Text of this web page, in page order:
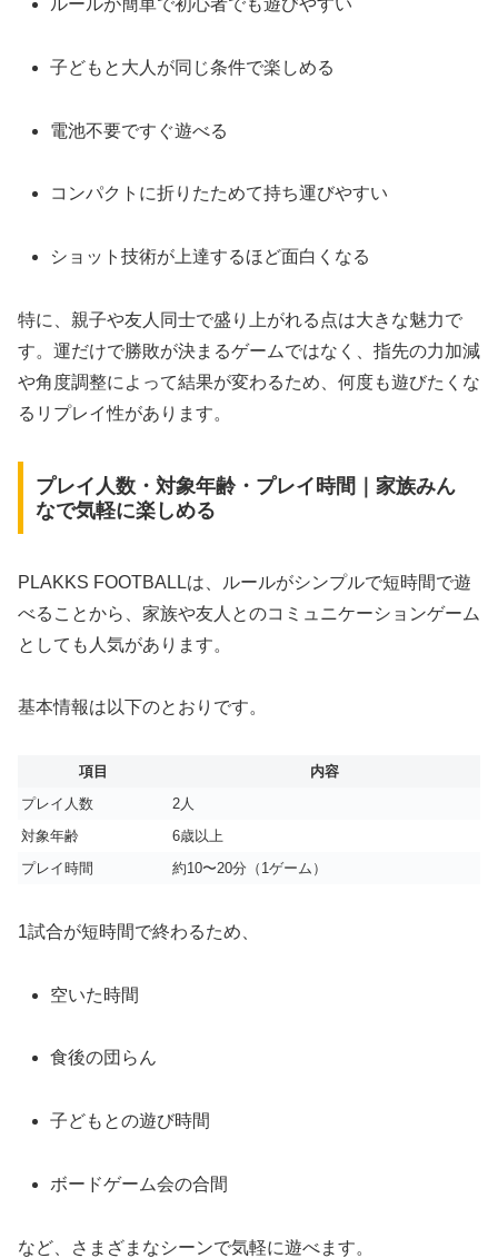
ルールが簡単で初心者でも遊びやすい
子どもと大人が同じ条件で楽しめる
電池不要ですぐ遊べる
コンパクトに折りたためて持ち運びやすい
ショット技術が上達するほど面白くなる
特に、親子や友人同士で盛り上がれる点は大きな魅力で
す。運だけで勝敗が決まるゲームではなく、指先の力加減
や角度調整によって結果が変わるため、何度も遊びたくな
るリプレイ性があります。
プレイ人数・対象年齢・プレイ時間｜家族みん
なで気軽に楽しめる
PLAKKS FOOTBALLは、ルールがシンプルで短時間で遊
べることから、家族や友人とのコミュニケーションゲーム
としても人気があります。
基本情報は以下のとおりです。
項目
内容
プレイ人数
2人
対象年齢
6歳以上
プレイ時間
約10〜20分（1ゲーム）
1試合が短時間で終わるため、
空いた時間
食後の団らん
子どもとの遊び時間
ボードゲーム会の合間
など、さまざまなシーンで気軽に遊べます。